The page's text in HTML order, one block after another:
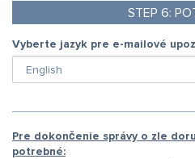
STEP 6:
Vyberte jazyk pre e-mailové
Pre dokončenie správy o zle
potrebné: